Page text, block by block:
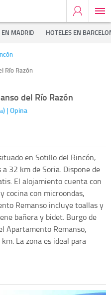
EN MADRID HOTELES EN
Río Razón
del Río Razón
) | Opina
en Sotillo del Rincón,
32 km de Soria. Dispone de
El alojamiento cuenta con
cocina con microondas,
Remanso incluye toallas y
bañera y bidet. Burgo de
Apartamento Remanso,
La zona es ideal para